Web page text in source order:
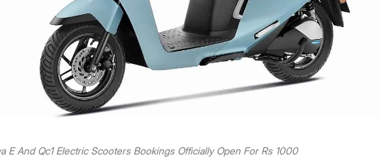
E And Qc1 Electric Scooters Bookings Officially Open For Rs 1000